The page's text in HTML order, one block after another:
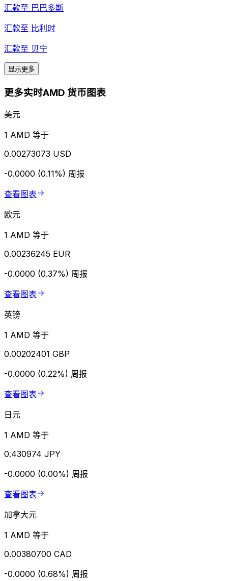
汇款至 巴巴多斯
汇款至 比利时
汇款至 贝宁
显示更多
更多实时AMD 货币图表
美元
1 AMD 等于
0.00273073 USD
-0.0000 (0.11%) 周报
查看图表
欧元
1 AMD 等于
0.00236245 EUR
-0.0000 (0.37%) 周报
查看图表
英镑
1 AMD 等于
0.00202401 GBP
-0.0000 (0.22%) 周报
查看图表
日元
1 AMD 等于
0.430974 JPY
-0.0000 (0.00%) 周报
查看图表
加拿大元
1 AMD 等于
0.00380700 CAD
-0.0000 (0.68%) 周报